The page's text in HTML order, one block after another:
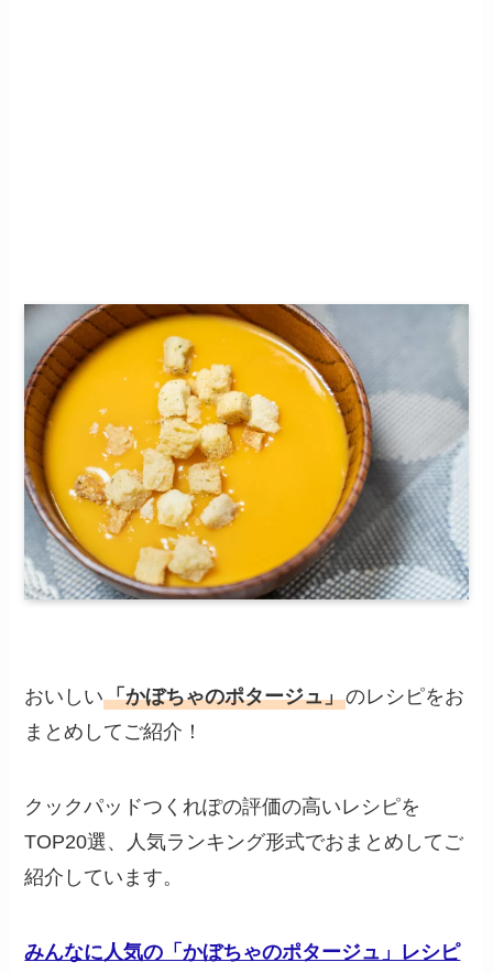
おいしい「かぼちゃのポタージュ」のレシピをお
まとめしてご紹介！
クックパッドつくれぽの評価の高いレシピを
TOP20選、人気ランキング形式でおまとめしてご
紹介しています。
みんなに人気の「かぼちゃのポタージュ」レシピ